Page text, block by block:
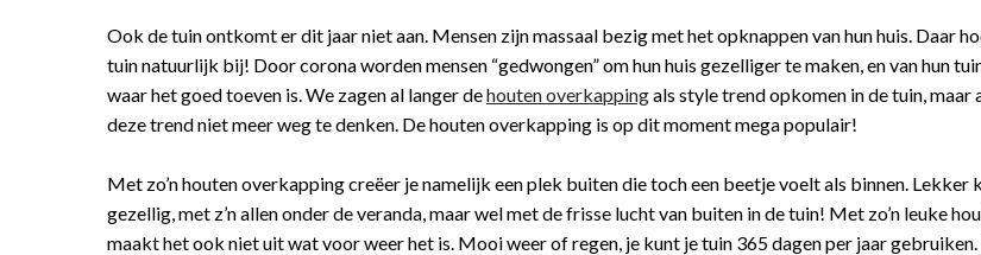
Ook de tuin ontkomt er dit jaar niet aan. Mensen zijn massaal bezig met het opknappen van hun huis. Daar
tuin natuurlijk bij! Door corona worden mensen “gedwongen” om hun huis gezelliger te maken, en van hun
waar het goed toeven is. We zagen al langer dehouten overkappingals style trend opkomen in de tuin, maar
deze trend niet meer weg te denken. De houten overkapping is op dit moment mega populair!
Met zo’n houten overkapping creëer je namelijk een plek buiten die toch een beetje voelt als binnen. Lekker
gezellig, met z’n allen onder de veranda, maar wel met de frisse lucht van buiten in de tuin! Met zo’n leuke
maakt het ook niet uit wat voor weer het is. Mooi weer of regen, je kunt je tuin 365 dagen per jaar